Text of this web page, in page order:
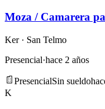
Moza / Camarera
Ker· San Telmo
Presencial·hace 2 años
PresencialSin sueldo
K